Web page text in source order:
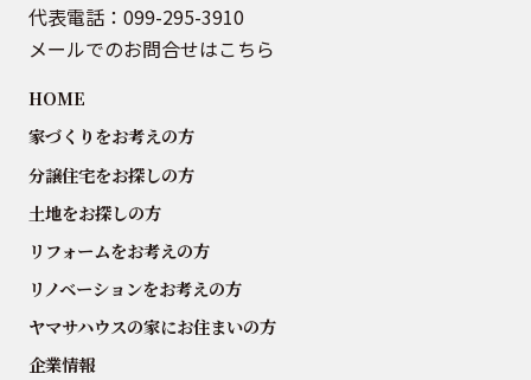
代表電話： 099-295-3910
メールでのお問合せはこちら
HOME
家づくりをお考えの方
分譲住宅をお探しの方
土地をお探しの方
リフォームをお考えの方
リノベーションをお考えの方
ヤマサハウスの家にお住まいの方
企業情報